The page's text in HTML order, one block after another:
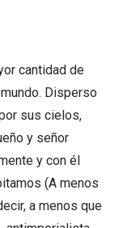
cantidad de
Disperso
sus cielos,
y señor
y con él
(A menos
a menos que